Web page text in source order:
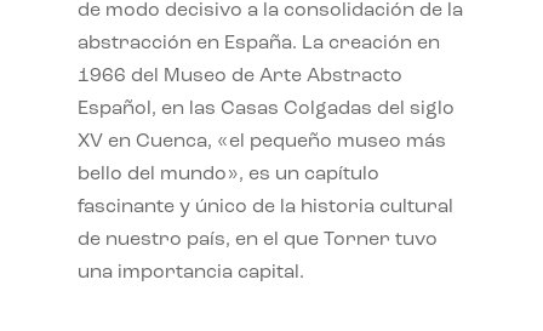
de modo decisivo a la consolidación de la
abstracción en España. La creación en
1966 del Museo de Arte Abstracto
Español, en las Casas Colgadas del siglo
XV en Cuenca, «el pequeño museo más
bello del mundo», es un capítulo
fascinante y único de la historia cultural
de nuestro país, en el que Torner tuvo
una importancia capital.